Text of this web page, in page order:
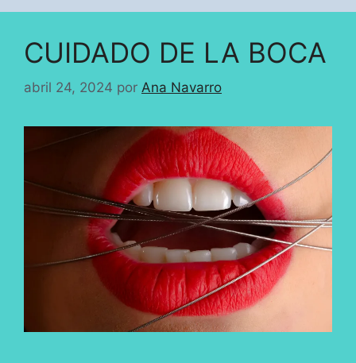
CUIDADO DE LA BOCA
abril 24, 2024 por Ana Navarro